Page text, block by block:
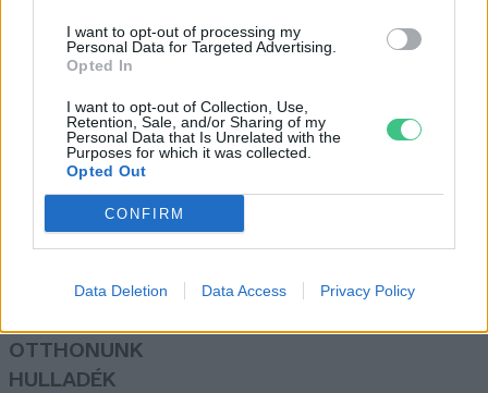
I want to opt-out of processing my
Personal Data for Targeted Advertising.
Opted In
I want to opt-out of Collection, Use,
Retention, Sale, and/or Sharing of my
Personal Data that Is Unrelated with the
Purposes for which it was collected.
Opted Out
CONFIRM
Data Deletion Data Access Privacy Policy
Új műanyagevő szuperenzim
Greendex szemle
OTTHONUNK
HULLADÉK